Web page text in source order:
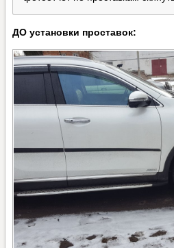
ДО установки проставок: